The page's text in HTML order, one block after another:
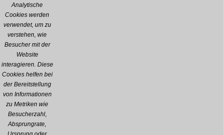
Analytische
Cookies werden
verwendet, um zu
verstehen, wie
Besucher mit der
Website
interagieren. Diese
Cookies helfen bei
der Bereitstellung
von Informationen
zu Metriken wie
Besucherzahl,
Absprungrate,